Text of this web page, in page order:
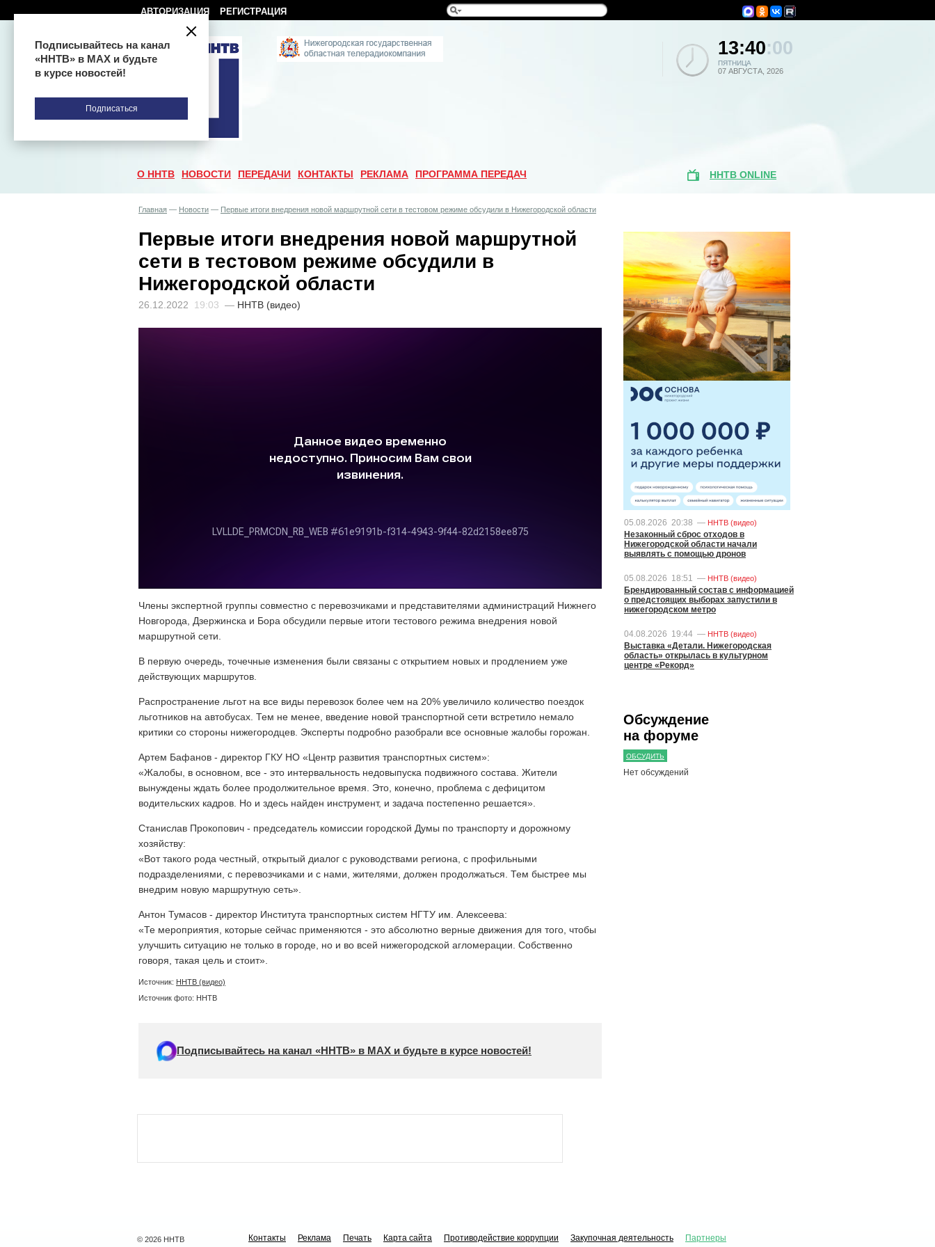
АВТОРИЗАЦИЯ РЕГИСТРАЦИЯ
13:40:00
ПЯТНИЦА
07 АВГУСТА, 2026
О ННТВ НОВОСТИ ПЕРЕДАЧИ КОНТАКТЫ РЕКЛАМА ПРОГРАММА ПЕРЕДАЧ ННТВ ONLINE
Главная — Новости — Первые итоги внедрения новой маршрутной сети в тестовом режиме обсудили в Нижегородской области
Первые итоги внедрения новой маршрутной
сети в тестовом режиме обсудили в
Нижегородской области
26.12.2022 19:03 — ННТВ (видео)
Члены экспертной группы совместно с перевозчиками и представителями администраций Нижнего
Новгорода, Дзержинска и Бора обсудили первые итоги тестового режима внедрения новой
маршрутной сети.
В первую очередь, точечные изменения были связаны с открытием новых и продлением уже
действующих маршрутов.
Распространение льгот на все виды перевозок более чем на 20% увеличило количество поездок
льготников на автобусах. Тем не менее, введение новой транспортной сети встретило немало
критики со стороны нижегородцев. Эксперты подробно разобрали все основные жалобы горожан.
Артем Бафанов - директор ГКУ НО «Центр развития транспортных систем»:
«Жалобы, в основном, все - это интервальность недовыпуска подвижного состава. Жители
вынуждены ждать более продолжительное время. Это, конечно, проблема с дефицитом
водительских кадров. Но и здесь найден инструмент, и задача постепенно решается».
Станислав Прокопович - председатель комиссии городской Думы по транспорту и дорожному
хозяйству:
«Вот такого рода честный, открытый диалог с руководствами региона, с профильными
подразделениями, с перевозчиками и с нами, жителями, должен продолжаться. Тем быстрее мы
внедрим новую маршрутную сеть».
Антон Тумасов - директор Института транспортных систем НГТУ им. Алексеева:
«Те мероприятия, которые сейчас применяются - это абсолютно верные движения для того, чтобы
улучшить ситуацию не только в городе, но и во всей нижегородской агломерации. Собственно
говоря, такая цель и стоит».
Источник: ННТВ (видео)
Источник фото: ННТВ
Подписывайтесь на канал «ННТВ» в МАХ и будьте в курсе новостей!
05.08.2026 20:38 — ННТВ (видео)
Незаконный сброс отходов в
Нижегородской области начали
выявлять с помощью дронов
05.08.2026 18:51 — ННТВ (видео)
Брендированный состав с информацией
о предстоящих выборах запустили в
нижегородском метро
04.08.2026 19:44 — ННТВ (видео)
Выставка «Детали. Нижегородская
область» открылась в культурном
центре «Рекорд»
Обсуждение
на форуме
ОБСУДИТЬ
Нет обсуждений
© 2026 ННТВ Контакты Реклама Печать Карта сайта Противодействие коррупции Закупочная деятельность Партнеры
Подписывайтесь на канал
«ННТВ» в МАХ и будьте
в курсе новостей!
Подписаться